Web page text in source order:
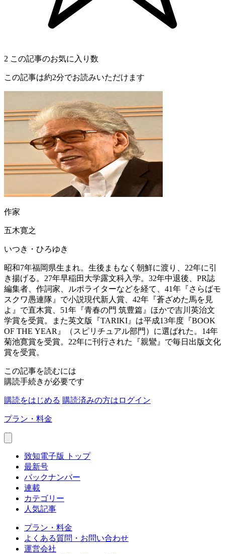
2 この記事のお気に入り数
この記事は約2分でお読みいただけます
作家
五木寛之
いつき・ひろゆき
昭和7年福岡県生まれ。生後まもなく朝鮮に渡り、22年に引
き揚げる。27年早稲田大学露文科入学。32年中退後、PR誌
編集者、作詞家、ルポライターなどを経て、41年『さらばモ
スクワ愚連隊』で小説現代新人賞、42年『蒼ざめた馬を見
よ』で直木賞、51年『青春の門 筑豊篇』ほかで吉川英治文
学賞を受賞。また英文版『TARIKI』は平成13年度『BOOK
OF THE YEAR』（スピリチュアル部門）に選ばれた。14年
菊池寛賞を受賞。22年に刊行された『親鸞』で毎日出版文化
賞を受賞。
この記事を読むには
購読手続きが必要です
購読をはじめる 購読済みの方はログイン
プラン・料金
致知電子版 トップ
最新号
バックナンバー
連載
カテゴリー
人気記事
プラン・料金
よくある質問・お問い合わせ
運営会社